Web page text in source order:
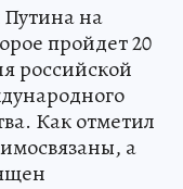
на
пройдет 20
российской
Как отметил
а